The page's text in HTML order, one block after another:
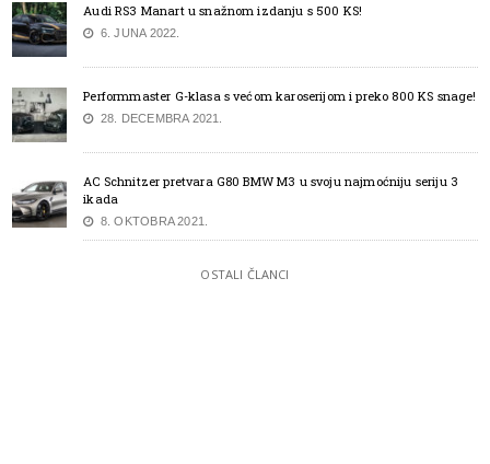
Audi RS3 Manart u snažnom izdanju s 500 KS!
6. JUNA 2022.
Performmaster G-klasa s većom karoserijom i preko 800 KS snage!
28. DECEMBRA 2021.
AC Schnitzer pretvara G80 BMW M3 u svoju najmoćniju seriju 3
ikada
8. OKTOBRA 2021.
OSTALI ČLANCI